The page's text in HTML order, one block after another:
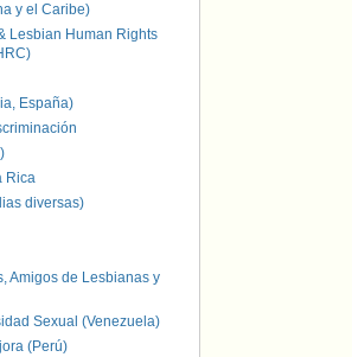
y el Caribe)
Lesbian Human Rights
España)
Rica
diversas)
Amigos de Lesbianas y
Sexual (Venezuela)
(Perú)